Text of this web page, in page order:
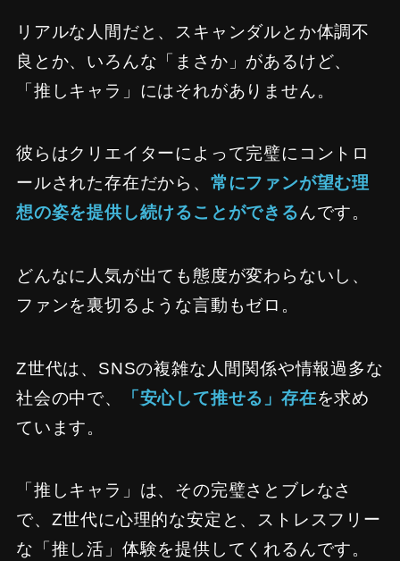
リアルな人間だと、スキャンダルとか体調不
良とか、いろんな「まさか」があるけど、
「推しキャラ」にはそれがありません。
彼らはクリエイターによって完璧にコントロ
ールされた存在だから、 常にファンが望む理
想の姿を提供し続けることができるんです。
どんなに人気が出ても態度が変わらないし、
ファンを裏切るような言動もゼロ。
Z世代は、SNSの複雑な人間関係や情報過多な
社会の中で、
「安心して推せる」存在を求め
ています。
「推しキャラ」は、その完璧さとブレなさ
で、Z世代に心理的な安定と、ストレスフリー
な「推し活」体験を提供してくれるんです。